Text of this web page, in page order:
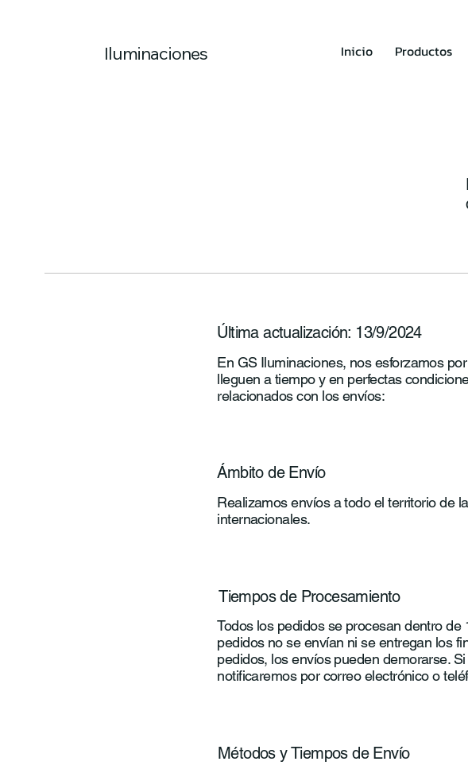
Iluminaciones Inicio Productos
Última actualización: 13/9/2024
En GS Iluminaciones, nos esforzamos
lleguen a tiempo y en perfectas
relacionados con los envíos:
Ámbito de Envío
Realizamos envíos a todo el territorio de
internacionales.
Tiempos de Procesamiento
Todos los pedidos se procesan dentro
pedidos no se envían ni se entregan los
pedidos, los envíos pueden demorarse.
notificaremos por correo electrónico o
Métodos y Tiempos de Envío